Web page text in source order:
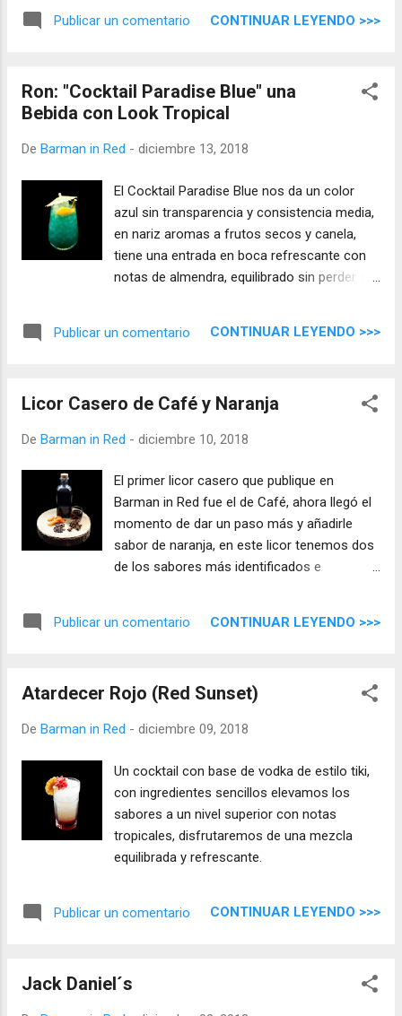
Publicar un comentario CONTINUAR LEYENDO >>>
Ron: "Cocktail Paradise Blue" una
Bebida con Look Tropical
De Barman in Red - diciembre 13, 2018
El Cocktail Paradise Blue nos da un color
azul sin transparencia y consistencia media,
en nariz aromas a frutos secos y canela,
tiene una entrada en boca refrescante con
notas de almendra, equilibrado sin perder su
en la boca, una bebida con look tropical.
Publicar un comentario CONTINUAR LEYENDO >>>
Licor Casero de Café y Naranja
De Barman in Red - diciembre 10, 2018
El primer licor casero que publique en
Barman in Red fue el de Café, ahora llegó el
momento de dar un paso más y añadirle
sabor de naranja, en este licor tenemos dos
de los sabores más identificados e
Publicar un comentario CONTINUAR LEYENDO >>>
Atardecer Rojo (Red Sunset)
De Barman in Red - diciembre 09, 2018
Un cocktail con base de vodka de estilo tiki,
con ingredientes sencillos elevamos los
sabores a un nivel superior con notas
tropicales, disfrutaremos de una mezcla
equilibrada y refrescante.
Publicar un comentario CONTINUAR LEYENDO >>>
Jack Daniel´s